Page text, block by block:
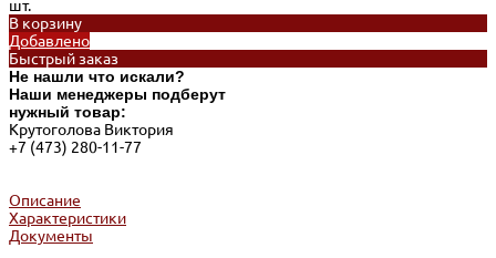
шт.
В корзину
Добавлено
Быстрый заказ
Не нашли что искали?
Наши менеджеры подберут
нужный товар:
Крутоголова Виктория
+7 (473) 280-11-77
Описание
Характеристики
Документы